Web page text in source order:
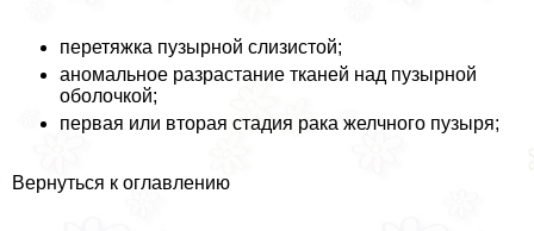
перетяжка пузырной слизистой;
аномальное разрастание тканей над пузырной
оболочкой;
первая или вторая стадия paка желчного пузыря;
Вернуться к оглавлению